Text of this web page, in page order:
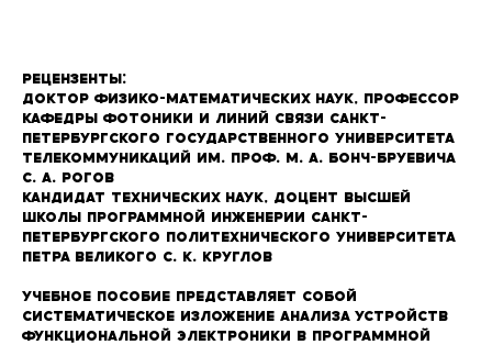
Рецензенты:
Доктор физико-математических наук, профессор
кафедры фотоники и линий связи Санкт-
Петербургского государственного университета
телекоммуникаций им. проф. М. А. Бонч-Бруевича
С. А. Рогов
Кандидат технических наук, доцент Высшей
школы программной инженерии Санкт-
Петербургского политехнического университета
Петра Великого С. К. Круглов
Учебное пособие представляет собой
систематическое изложение анализа устройств
функциональной электроники в программной